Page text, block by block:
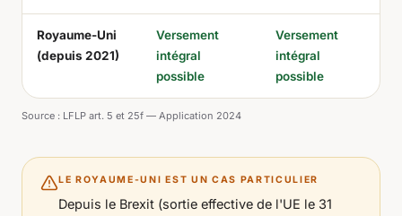
Royaume-Uni
(depuis 2021)
Versement
intégral
possible
Versement
intégral
possible
Source : LFLP art. 5 et 25f — Application 2024
LE ROYAUME-UNI EST UN CAS PARTICULIER
Depuis le Brexit (sortie effective de l'UE le 31